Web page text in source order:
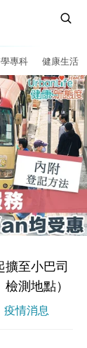
專科 健康生活
擴至小巴司
測地點）
疫情消息